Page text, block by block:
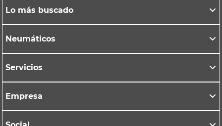
Lo más buscado
Neumáticos
Servicios
Empresa